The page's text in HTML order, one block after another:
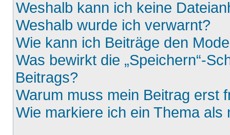
Weshalb kann ich keine
Weshalb wurde ich verwarnt?
Wie kann ich Beiträge den
Was bewirkt die „Speichern“-
Beitrags?
Warum muss mein Beitrag erst
Wie markiere ich ein Thema als